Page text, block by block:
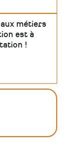
métiers
est à
!